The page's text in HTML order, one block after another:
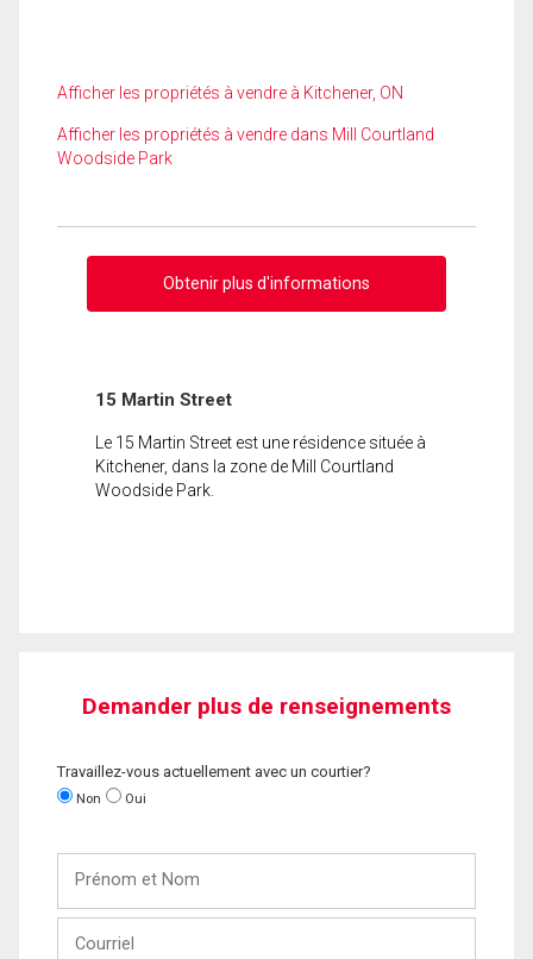
Afficher les propriétés à vendre à Kitchener, ON
Afficher les propriétés à vendre dans Mill Courtland
Woodside Park
Obtenir plus d'informations
15 Martin Street
Le 15 Martin Street est une résidence située à
Kitchener, dans la zone de Mill Courtland
Woodside Park.
Demander plus de renseignements
Travaillez-vous actuellement avec un courtier?
Non Oui
Nom